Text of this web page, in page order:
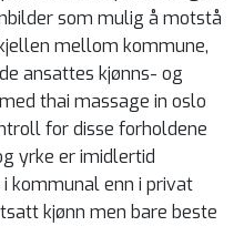
som mulig å motstå
mellom kommune,
ansattes kjønns- og
thai massage in oslo
for disse forholdene
yrke er imidlertid
kommunal enn i privat
kjønn men bare beste